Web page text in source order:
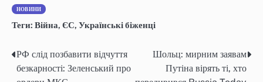
НОВИНИ
Теги: Війна, ЄС, Українські біженці
Навігація
записів
РФ слід позбавити відчуття
безкарності: Зеленський про
Шольц: мирним заявам
Путіна вірять ті, хто